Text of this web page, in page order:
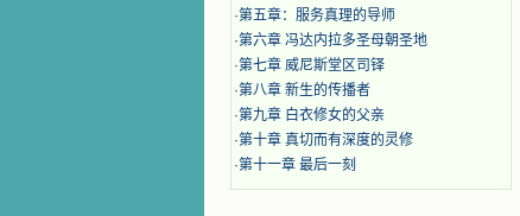
·第五章：服务真理的导师
·第六章 冯达内拉多圣母朝圣地
·第七章 威尼斯堂区司铎
·第八章 新生的传播者
·第九章 白衣修女的父亲
·第十章 真切而有深度的灵修
·第十一章 最后一刻